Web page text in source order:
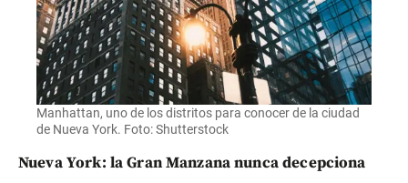
Manhattan, uno de los distritos para conocer de la ciudad
de Nueva York. Foto: Shutterstock
Nueva York: la Gran Manzana nunca decepciona